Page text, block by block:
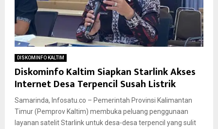
DISKOMINFO KALTIM
Diskominfo Kaltim Siapkan Starlink Akses
Internet Desa Terpencil Susah Listrik
Samarinda, Infosatu.co – Pemerintah Provinsi Kalimantan
Timur (Pemprov Kaltim) membuka peluang penggunaan
layanan satelit Starlink untuk desa-desa terpencil yang sulit